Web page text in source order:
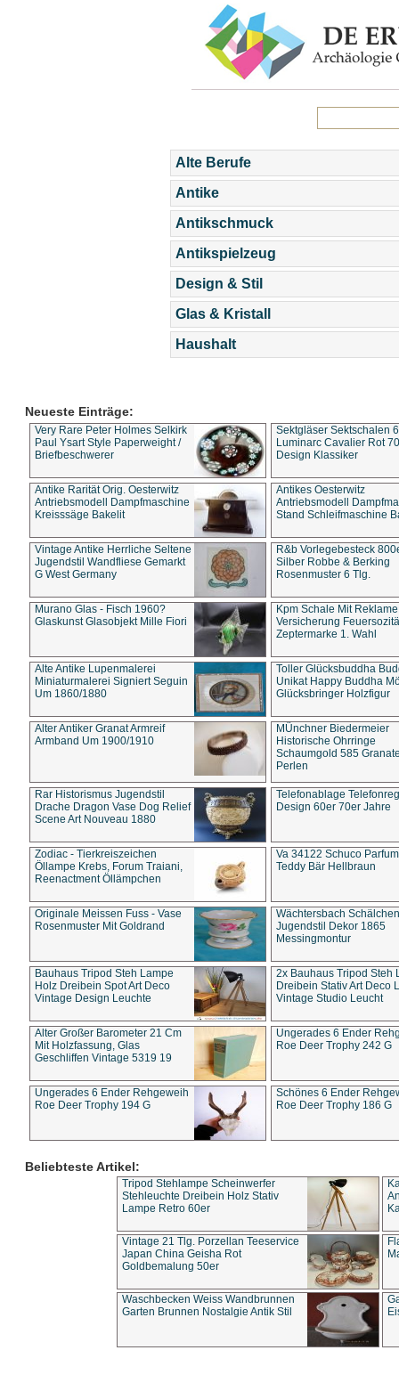
Alte Berufe
Antike
Antikschmuck
Antikspielzeug
Design & Stil
Glas & Kristall
Haushalt
Neueste Einträge:
Very Rare Peter Holmes Selkirk
Paul Ysart Style Paperweight /
Briefbeschwerer
Sektgläser Sektschalen
Luminarc Cavalier Rot
Design Klassiker
Antike Rarität Orig. Oesterwitz
Antriebsmodell Dampfmaschine
Kreisssäge Bakelit
Antikes Oesterwitz
Antriebsmodell
Stand Schleifmaschine
Vintage Antike Herrliche Seltene
Jugendstil Wandfliese Gemarkt
G West Germany
R&b Vorlegebesteck
Silber Robbe & Berking
Rosenmuster 6 Tlg.
Murano Glas - Fisch 1960?
Glaskunst Glasobjekt Mille Fiori
Kpm Schale Mit Reklame
Versicherung
Zeptermarke 1. Wahl
Alte Antike Lupenmalerei
Miniaturmalerei Signiert Seguin
Um 1860/1880
Toller Glücksbuddha
Unikat Happy Buddha
Glücksbringer Holzfigur
Alter Antiker Granat Armreif
Armband Um 1900/1910
MÜnchner Biedermeier
Historische Ohrringe
Schaumgold 585
Perlen
Rar Historismus Jugendstil
Drache Dragon Vase Dog Relief
Scene Art Nouveau 1880
Telefonablage
Design 60er 70er Jahre
Zodiac - Tierkreiszeichen
Öllampe Krebs, Forum Traiani,
Reenactment Öllämpchen
Va 34122 Schuco
Teddy Bär Hellbraun
Originale Meissen Fuss - Vase
Rosenmuster Mit Goldrand
Wächtersbach Schälchen
Jugendstil Dekor 1865
Messingmontur
Bauhaus Tripod Steh Lampe
Holz Dreibein Spot Art Deco
Vintage Design Leuchte
2x Bauhaus Tripod Steh
Dreibein Stativ Art Deco
Vintage Studio Leucht
Alter Großer Barometer 21 Cm
Mit Holzfassung, Glas
Geschliffen Vintage 5319 19
Ungerades 6 Ender
Roe Deer Trophy 242 G
Ungerades 6 Ender Rehgeweih
Roe Deer Trophy 194 G
Schönes 6 Ender
Roe Deer Trophy 186 G
Beliebteste Artikel:
Tripod Stehlampe Scheinwerfer
Stehleuchte Dreibein Holz Stativ
Lampe Retro 60er
Vintage 21 Tlg. Porzellan Teeservice
Japan China Geisha Rot
Goldbemalung 50er
Waschbecken Weiss Wandbrunnen
Garten Brunnen Nostalgie Antik Stil